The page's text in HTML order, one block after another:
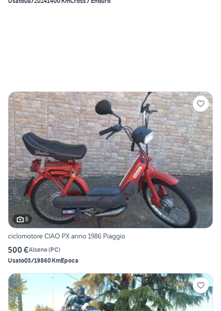
6
ciclomotore CIAO PX anno 1986 Piaggio
500 €Alseno(PC)
Usato03/19860 KmEpoca